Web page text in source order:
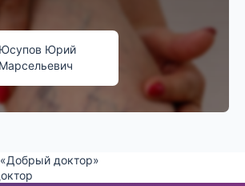
Юсупов Юрий
Марсельевич
доктор»